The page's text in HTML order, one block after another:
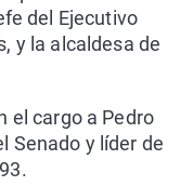
del Ejecutivo
y la alcaldesa de
el cargo a Pedro
Senado y líder de